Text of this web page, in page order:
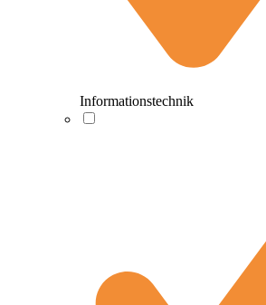
Informationstechnik